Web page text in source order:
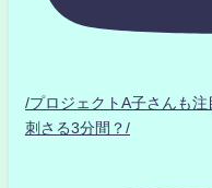
/プロジェクトA子さんも
刺さる3分間？/